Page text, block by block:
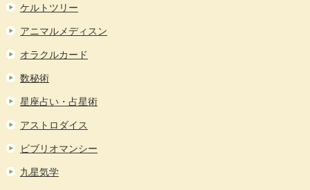
ケルトツリー
アニマルメディスン
オラクルカード
数秘術
星座占い・占星術
アストロダイス
ビブリオマンシー
九星気学